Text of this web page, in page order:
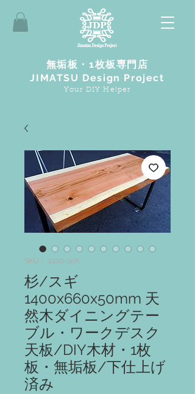
無垢板・1枚板専門店
JIMATSU Design Project
Your DIY Helper
SKU： 2410-05K
杉/スギ
1400x660x50mm 天
然木ダイニングテー
ブル・ワークデスク
天板/DIY木材・1枚
板・無垢板/下仕上げ
済み